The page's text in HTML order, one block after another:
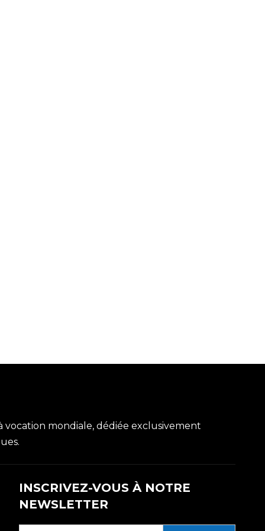
vocation mondiale, dédiée exclusivement
INSCRIVEZ-VOUS À NOTRE
NEWSLETTER